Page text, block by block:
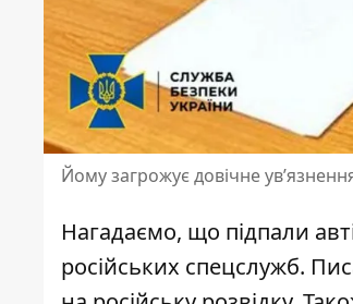
Йому загрожує довічне
Нагадаємо, що підпали
російських спецслужб.